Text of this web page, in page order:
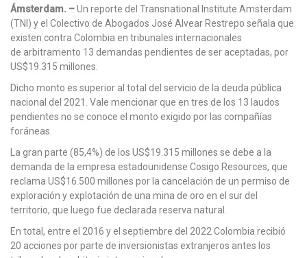
Ámsterdam. –Un reporte del Transnational Institute Amsterdam
(TNI) y el Colectivo de Abogados José Alvear Restrepo señala que
existen contra Colombia en tribunales internacionales
de arbitramento 13 demandas pendientes de ser aceptadas, por
US$19.315 millones.
Dicho monto es superior al total del servicio de la deuda pública
nacional del 2021. Vale mencionar que en tres de los 13 laudos
pendientes no se conoce el monto exigido por las compañías
foráneas.
La gran parte (85,4%) de los US$19.315 millones se debe a la
demanda de la empresa estadounidense Cosigo Resources, que
reclama US$16.500 millones por la cancelación de un permiso de
exploración y explotación de una mina de oro en el sur del
territorio, que luego fue declarada reserva natural.
En total, entre el 2016 y el septiembre del 2022 Colombia recibió
20 acciones por parte de inversionistas extranjeros antes los